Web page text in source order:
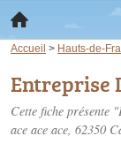
Accueil > Hauts-de-
Entreprise
Cette fiche présente
ace ace ace, 62350